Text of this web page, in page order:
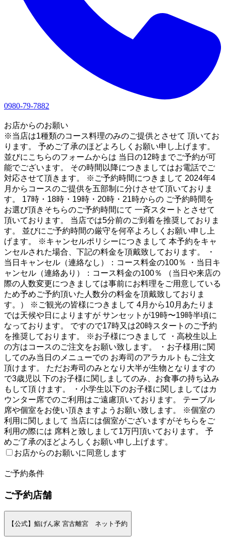
0980-79-7882
お店からのお願い
※当店は1種類のコース料理のみのご提供とさせて 頂いてお
ります。 予めご了承のほどよろしくお願い申し上げます。
並びにこちらのフォームからは 当日の12時までご予約が可
能でございます。 その時間以降につきましてはお電話でご
対応させて頂きます。 ※ご予約時間につきまして 2024年4
月からコースのご提供を五部制に分けさせて頂いておりま
す。 17時・18時・19時・20時・21時からの ご予約時間を
お選び頂きそちらのご予約時間にて 一斉スタートとさせて
頂いております。 当店では5分前のご到着を推奨しておりま
す。 並びにご予約時間の厳守を何卒よろしくお願い申し上
げます。 ※キャンセルポリシーにつきまして 本予約をキャ
ンセルされた場合、下記の料金を頂戴致しております。 ・
当日キャンセル（連絡なし）：コース料金の100％ ・当日キ
ャンセル（連絡あり）：コース料金の100％ （当日や来店の
際の人数変更につきましては事前にお料理をご用意している
ため予めご予約頂いた人数分の料金を頂戴致しておりま
す。） ※ご観光の皆様につきまして 4月から10月あたりま
では天候や日によりますが サンセットが19時〜19時半頃に
なっております。 ですので17時又は20時スタートのご予約
を推奨しております。 ※お子様につきまして ・高校生以上
の方はコースのご注文をお願い致します。 ・お子様用に関
してのみ当日のメニューでの お寿司のアラカルトもご注文
頂けます。 ただお寿司のみとなり大半が生物となりますの
で3歳児以 下のお子様に関しましてのみ、お食事の持ち込み
もして頂 けます。 ・小学生以下のお子様に関しましてはカ
ウンター席でのご利用はご遠慮頂いております。 テーブル
席や個室をお使い頂きますようお願い致します。 ※個室の
利用に関しまして 当店には個室がございますがそちらをご
利用の際には 席料と致しまして1万円頂いております。 予
めご了承のほどよろしくお願い申し上げます。
お店からのお願いに同意します
ご予約条件
ご予約店舗
【公式】鮨げん家 宮古離宮 ネット予約